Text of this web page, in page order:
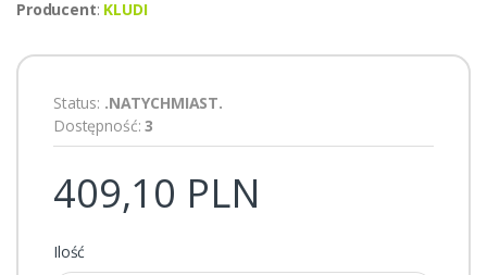
Producent: KLUDI
Status: .NATYCHMIAST.
Dostępność:3
409,10 PLN
Ilość